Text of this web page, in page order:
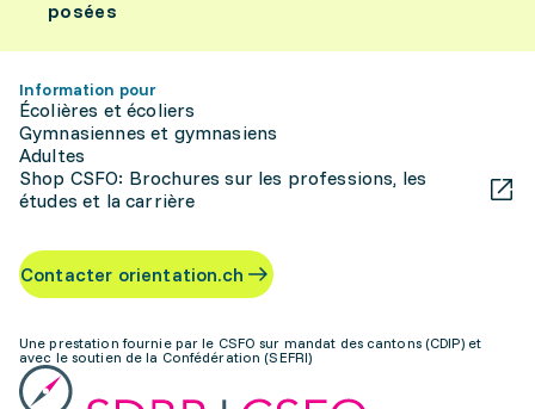
posées
Information pour
Écolières et écoliers
Gymnasiennes et gymnasiens
Adultes
Shop CSFO: Brochures sur les professions, les
études et la carrière
Contacter orientation.ch
Une prestation fournie par le CSFO sur mandat des cantons (CDIP) et
avec le soutien de la Confédération (SEFRI)